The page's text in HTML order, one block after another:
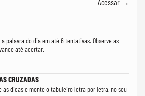
Acessar →
a palavra do dia em até 6 tentativas. Observe as
até acertar.
CRUZADAS
as dicas e monte o tabuleiro letra por letra, no seu